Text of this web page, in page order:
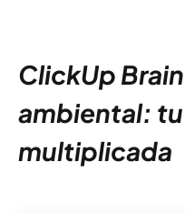
ClickUp
ambiental:
multiplicada